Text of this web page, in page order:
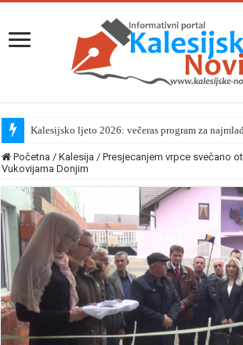
Kalesijsko ljeto 2026: večeras program za
Početna / Kalesija / Presjecanjem vrpce svečano
Vukovijama Donjim